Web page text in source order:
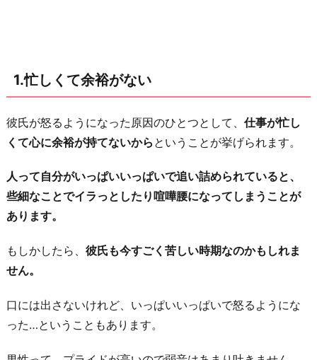
雷
踏
ま
た
4.
も
と
怒
り
1.忙しくて余裕がない
彼氏が怒るようになった原因のひとつとして、 仕事が忙し
くて心に余裕が持てないから ということが挙げられます。
人って自分がいっぱいいっぱいで追い詰められていると、
些細なことでイラっとしたり喧嘩腰になってしまうことが
あります。
もしかしたら、 彼氏も今すごく苦しい時期なのかもしれま
せん。
口には出さないけれど、いっぱいいっぱいで怒るようにな
った…ということもあります。